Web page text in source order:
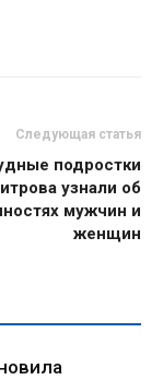
Следующая статья
подростки
узнали об
мужчин и
женщин